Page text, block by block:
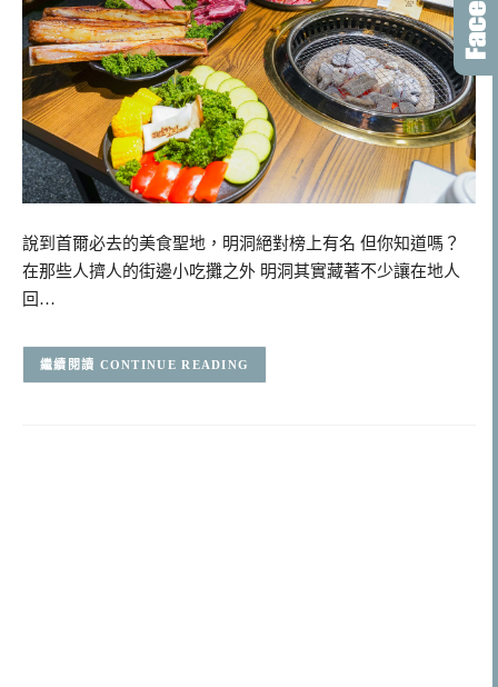
說到首爾必去的美食聖地，明洞絕對榜上有名 但你知道嗎？
在那些人擠人的街邊小吃攤之外 明洞其實藏著不少讓在地人
回…
CONTINUE READING